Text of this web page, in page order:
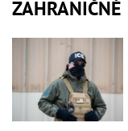
ZAHRANIČNÉ